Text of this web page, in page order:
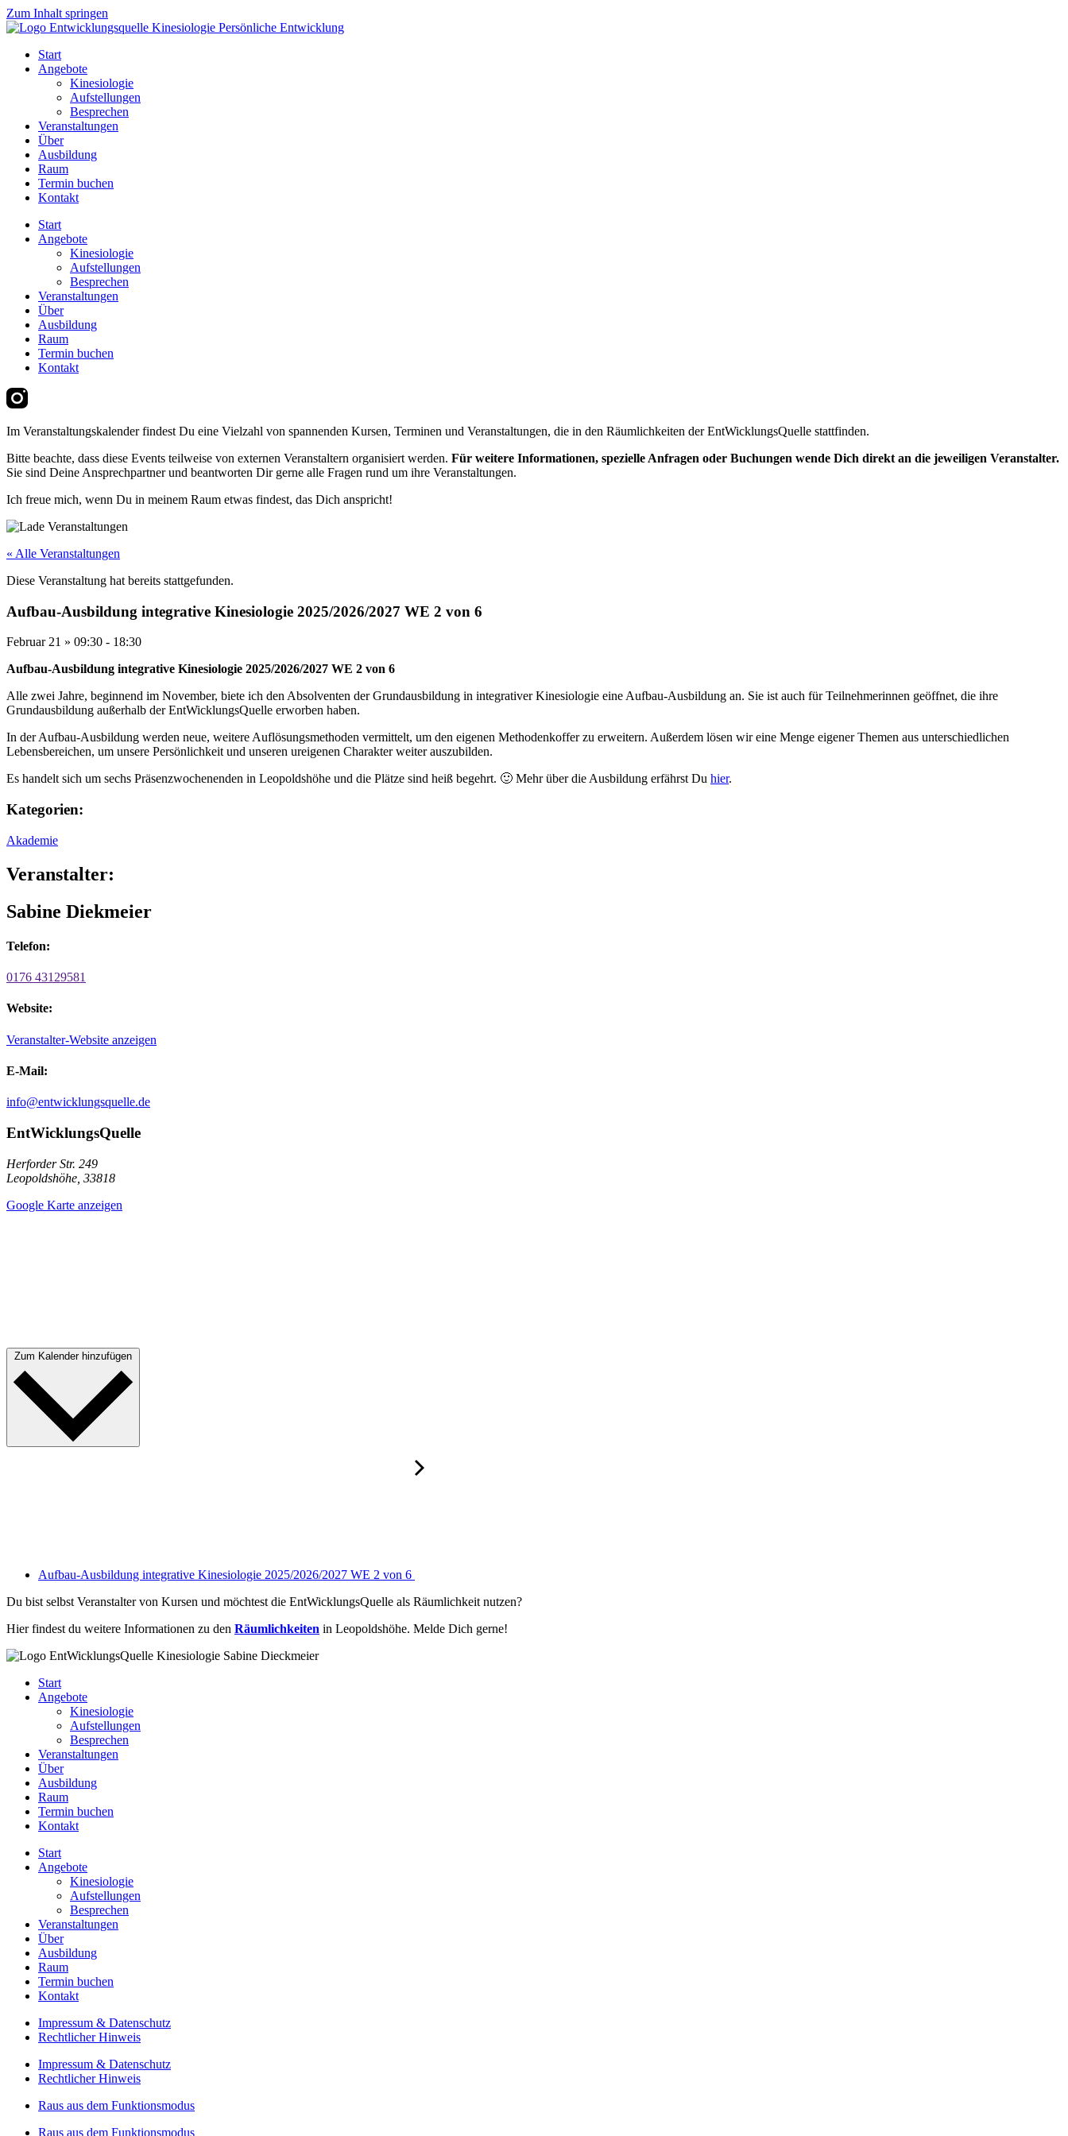
Zum Inhalt springen
Start
Angebote
Kinesiologie
Aufstellungen
Besprechen
Veranstaltungen
Über
Ausbildung
Raum
Termin buchen
Kontakt
Start
Angebote
Kinesiologie
Aufstellungen
Besprechen
Veranstaltungen
Über
Ausbildung
Raum
Termin buchen
Kontakt
Im Veranstaltungskalender findest Du eine Vielzahl von spannenden Kursen, Terminen und Veranstaltungen, die in den Räumlichkeiten der EntWicklungsQuelle stattfinden.
Bitte beachte, dass diese Events teilweise von externen Veranstaltern organisiert werden. Für weitere Informationen, spezielle Anfragen oder Buchungen wende Dich direkt an die jeweiligen Veranstalter.
Sie sind Deine Ansprechpartner und beantworten Dir gerne alle Fragen rund um ihre Veranstaltungen.
Ich freue mich, wenn Du in meinem Raum etwas findest, das Dich anspricht!
« Alle Veranstaltungen
Diese Veranstaltung hat bereits stattgefunden.
Aufbau-Ausbildung integrative Kinesiologie 2025/2026/2027 WE 2 von 6
Februar 21 » 09:30 - 18:30
Aufbau-Ausbildung integrative Kinesiologie 2025/2026/2027 WE 2 von 6
Alle zwei Jahre, beginnend im November, biete ich den Absolventen der Grundausbildung in integrativer Kinesiologie eine Aufbau-Ausbildung an. Sie ist auch für Teilnehmerinnen geöffnet, die ihre
Grundausbildung außerhalb der EntWicklungsQuelle erworben haben.
In der Aufbau-Ausbildung werden neue, weitere Auflösungsmethoden vermittelt, um den eigenen Methodenkoffer zu erweitern. Außerdem lösen wir eine Menge eigener Themen aus unterschiedlichen
Lebensbereichen, um unsere Persönlichkeit und unseren ureigenen Charakter weiter auszubilden.
Es handelt sich um sechs Präsenzwochenenden in Leopoldshöhe und die Plätze sind heiß begehrt. 🙂 Mehr über die Ausbildung erfährst Du hier.
Kategorien:
Akademie
Veranstalter:
Sabine Diekmeier
Telefon:
0176 43129581
Website:
Veranstalter-Website anzeigen
E-Mail:
info@entwicklungsquelle.de
EntWicklungsQuelle
Herforder Str. 249
Leopoldshöhe 33818
Google Karte anzeigen
Aufbau-Ausbildung integrative Kinesiologie 2025/2026/2027 WE 2 von 6
Du bist selbst Veranstalter von Kursen und möchtest die EntWicklungsQuelle als Räumlichkeit nutzen?
Hier findest du weitere Informationen zu den Räumlichkeiten in Leopoldshöhe. Melde Dich gerne!
Start
Angebote
Kinesiologie
Aufstellungen
Besprechen
Veranstaltungen
Über
Ausbildung
Raum
Termin buchen
Kontakt
Start
Angebote
Kinesiologie
Aufstellungen
Besprechen
Veranstaltungen
Über
Ausbildung
Raum
Termin buchen
Kontakt
Impressum & Datenschutz
Rechtlicher Hinweis
Impressum & Datenschutz
Rechtlicher Hinweis
Raus aus dem Funktionsmodus
Raus aus dem Funktionsmodus